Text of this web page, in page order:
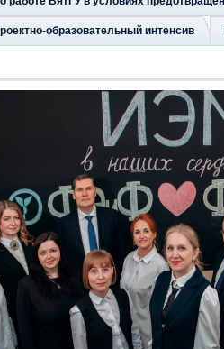
образовательный интенсив